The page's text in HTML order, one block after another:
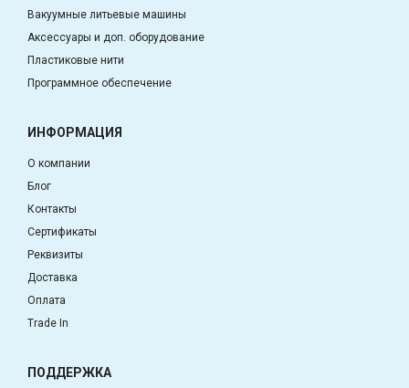
Вакуумные литьевые машины
Аксессуары и доп. оборудование
Пластиковые нити
Программное обеспечение
ИНФОРМАЦИЯ
О компании
Блог
Контакты
Сертификаты
Реквизиты
Доставка
Оплата
Trade In
ПОДДЕРЖКА